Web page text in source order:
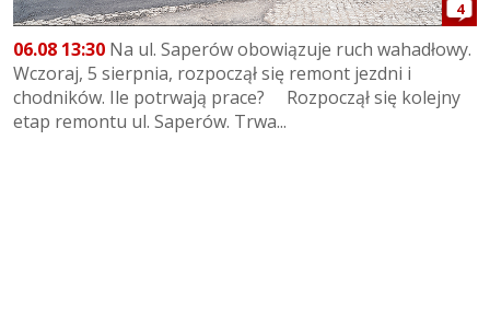
4
06.08 13:30 Na ul. Saperów obowiązuje ruch wahadłowy.
Wczoraj, 5 sierpnia, rozpoczął się remont jezdni i
chodników. Ile potrwają prace? Rozpoczął się kolejny
etap remontu ul. Saperów. Trwa...